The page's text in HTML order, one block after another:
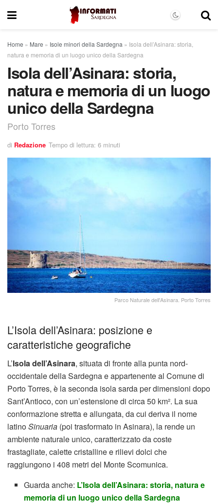
Home » Mare » Isole minori della Sardegna » Isola dell’Asinara: storia,
natura e memoria di un luogo unico della Sardegna
Isola dell’Asinara: storia,
natura e memoria di un luogo
unico della Sardegna
Porto Torres
di Redazione Tempo di lettura: 6 minuti
Parco Naturale dell'Asinara. Porto Torres
L’Isola dell’Asinara: posizione e
caratteristiche geografiche
L’Isola dell’Asinara, situata di fronte alla punta nord-
occidentale della Sardegna e appartenente al Comune di
Porto Torres, è la seconda isola sarda per dimensioni dopo
Sant’Antioco, con un’estensione di circa 50 km². La sua
conformazione stretta e allungata, da cui deriva il nome
latinoSinuaria (poi trasformato in Asinara), la rende un
ambiente naturale unico, caratterizzato da coste
frastagliate, calette cristalline e rilievi dolci che
raggiungono i 408 metri del Monte Scomunica.
Guarda anche: L’Isola dell’Asinara: storia, natura e
memoria di un luogo unico della Sardegna